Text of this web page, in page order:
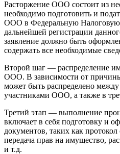
Расторжение ООО состоит из
необходимо подготовить и
ООО в Федеральную
дальнейшей регистрации
заявление должно быть
содержать все необходимые
Второй шаг — распределение
ООО. В зависимости от
может быть распределено
участниками ООО, а также в
Третий этап — выполнение
включает в себя подготовку и
документов, таких как
передача прав на имущество,
и т.д.